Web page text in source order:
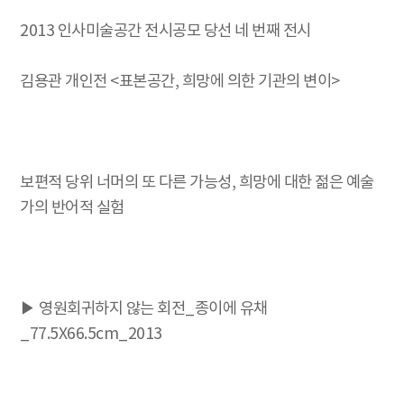
2013 인사미술공간 전시공모 당선 네 번째 전시
김용관 개인전 <표본공간, 희망에 의한 기관의 변이>
보편적 당위 너머의 또 다른 가능성, 희망에 대한 젊은 예술
가의 반어적 실험
▶ 영원회귀하지 않는 회전_종이에 유채
_77.5X66.5cm_2013